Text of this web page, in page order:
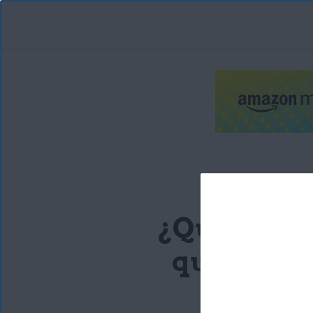
¿Qué es la
qué